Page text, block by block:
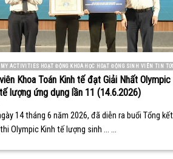
ACTIVITIES HOẠT ĐỘNG KHOA HỌC HOẠT ĐỘNG SINH VIÊN TIN
Khoa Toán Kinh tế đạt Giải Nhất Olympic
lượng ứng dụng lần 11 (14.6.2026)
14 tháng 6 năm 2026, đã diễn ra buổi Tổng kết
Olympic Kinh tế lượng sinh ... ...